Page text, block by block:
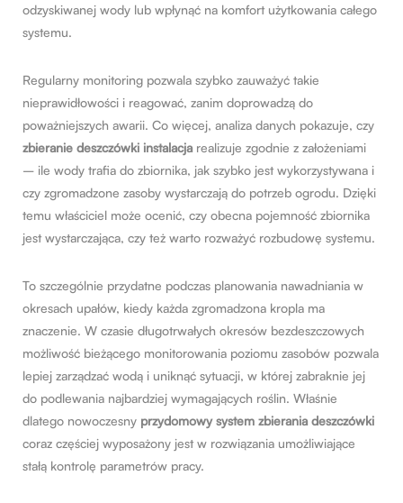
odzyskiwanej wody lub wpłynąć na komfort użytkowania całego
systemu.
Regularny monitoring pozwala szybko zauważyć takie
nieprawidłowości i reagować, zanim doprowadzą do
poważniejszych awarii. Co więcej, analiza danych pokazuje, czy
zbieranie deszczówki instalacja realizuje zgodnie z założeniami
– ile wody trafia do zbiornika, jak szybko jest wykorzystywana i
czy zgromadzone zasoby wystarczają do potrzeb ogrodu. Dzięki
temu właściciel może ocenić, czy obecna pojemność zbiornika
jest wystarczająca, czy też warto rozważyć rozbudowę systemu.
To szczególnie przydatne podczas planowania nawadniania w
okresach upałów, kiedy każda zgromadzona kropla ma
znaczenie. W czasie długotrwałych okresów bezdeszczowych
możliwość bieżącego monitorowania poziomu zasobów pozwala
lepiej zarządzać wodą i uniknąć sytuacji, w której zabraknie jej
do podlewania najbardziej wymagających roślin. Właśnie
dlatego nowoczesny przydomowy system zbierania deszczówki
coraz częściej wyposażony jest w rozwiązania umożliwiające
stałą kontrolę parametrów pracy.